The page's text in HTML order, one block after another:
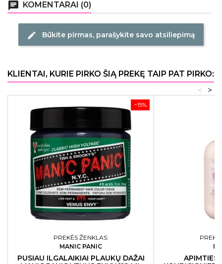
chat KOMENTARAI (0)
edit Būkite pirmas, parašykite savo atsiliepimą
KLIENTAI, KURIE PIRKO ŠIĄ PREKĘ TAIP PAT PIRKO:
>
<
−15%
PREKĖS ŽENKLAS:
MANIC PANIC
PUSIAU ILGALAIKIAI PLAUKŲ DAŽAI
APIMTIES